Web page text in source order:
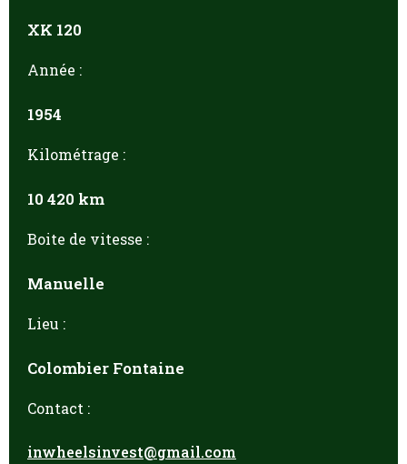
XK 120
Année :
1954
Kilométrage :
10 420 km
Boite de vitesse :
Manuelle
Lieu :
Colombier Fontaine
Contact :
inwheelsinvest@gmail.com